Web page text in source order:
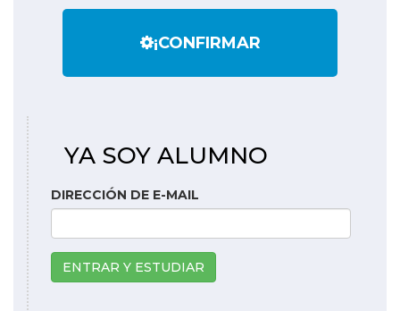
¡CONFIRMAR
YA SOY ALUMNO
DIRECCIÓN DE E-MAIL
ENTRAR Y ESTUDIAR